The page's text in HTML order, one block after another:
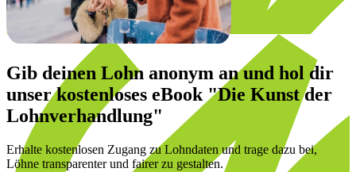
Gib deinen Lohn anonym an und hol dir
unser kostenloses eBook "Die Kunst der
Lohnverhandlung"
Erhalte kostenlosen Zugang zu Lohndaten und trage dazu bei,
Löhne transparenter und fairer zu gestalten.